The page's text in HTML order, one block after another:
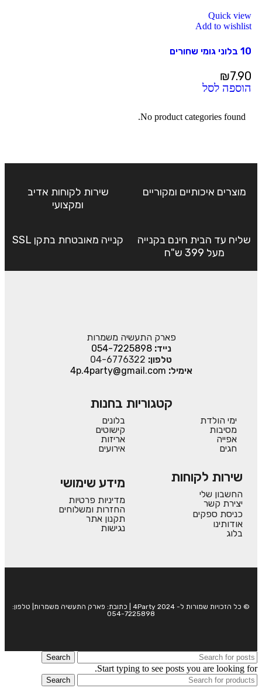
Quick view
Add to wishlist
10 בלוני גומי שחורים
₪7.90
הוספה לסל
No product categories found.
מוצרים איכותיים ומקוריים
שירות לקוחות אדיב
ומקצועי
שליח עד הבית חינם בקנייה
מעל 399 ש"ח
קנייה מאובטחת בתקן SSL
פארק התעשיה משמרות
נייד:054-7225898
טלפון: 04-6776322
אימיל: 4p.4party@gmail.com
קטגוריות בחנות
ימי הולדת
מסיבות
אפייה
חגים
בלונים
קישוטים
אריזות
אירועים
שירות לקוחות
החשבון שלי
יצירת קשר
כניסת ספקים
אודותינו
בלוג
מידע שימושי
מדיניות פרטיות
החזרות ומשלוחים
תקנון אתר
נגישות
© כל הזכויות שמורות ל- 4Party 2024 | כתובת: פארק התעשיה משמרות| טלפון:
054-7225898
Search
Start typing to see posts you are looking for.
Search